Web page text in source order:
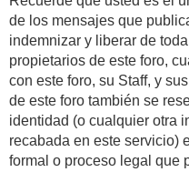
de los mensajes que
indemnizar y liberar de
propietarios de este foro,
con este foro, su Staff, y
de este foro también se
identidad (o cualquier otra
recabada en este servicio)
formal o proceso legal que